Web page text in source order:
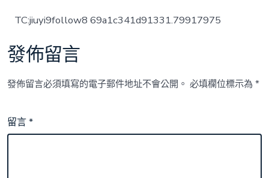
TC:jiuyi9follow8 69a1c341d91331.79917975
發佈留言
發佈留言必須填寫的電子郵件地址不會公開。 必填欄位標示為*
留言*